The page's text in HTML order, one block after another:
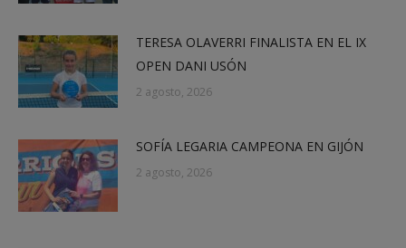
TERESA OLAVERRI FINALISTA EN EL IX
OPEN DANI USÓN
2 agosto, 2026
SOFÍA LEGARIA CAMPEONA EN GIJÓN
2 agosto, 2026